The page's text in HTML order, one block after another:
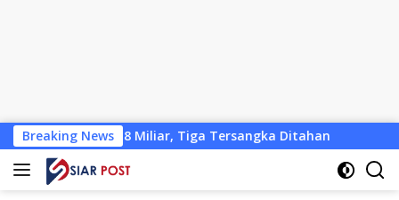
Langsung
ke
konten
Breaking News
Miliar, Tiga Tersangka Ditahan Pemkab KLU